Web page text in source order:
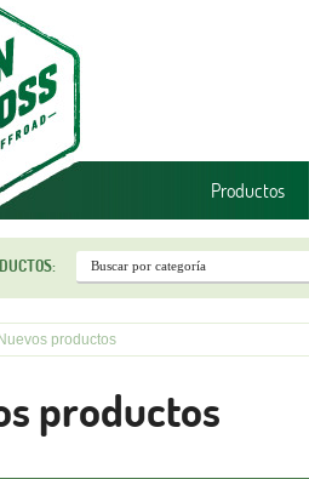
Productos
Nuevos productos
productos